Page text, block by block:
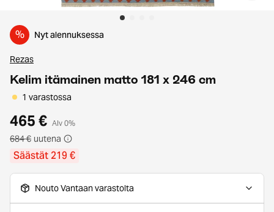
% Nyt alennuksessa
Rezas
Kelim itämainen matto 181 x 246 cm
1 varastossa
465 € Alv 0%
684 € uutena
Säästät 219 €
Nouto Vantaan varastolta